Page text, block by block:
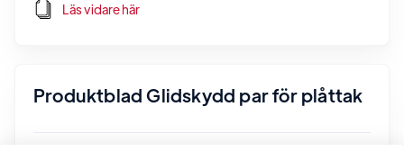
Läs vidare här
Produktblad Glidskydd par för plåttak